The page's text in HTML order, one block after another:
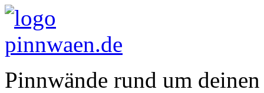
Pinnwände rund um